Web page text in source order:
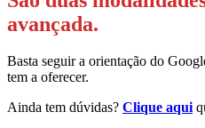
avançada.
Basta seguir a orientação do
tem a oferecer.
Ainda tem dúvidas? Clique aqui